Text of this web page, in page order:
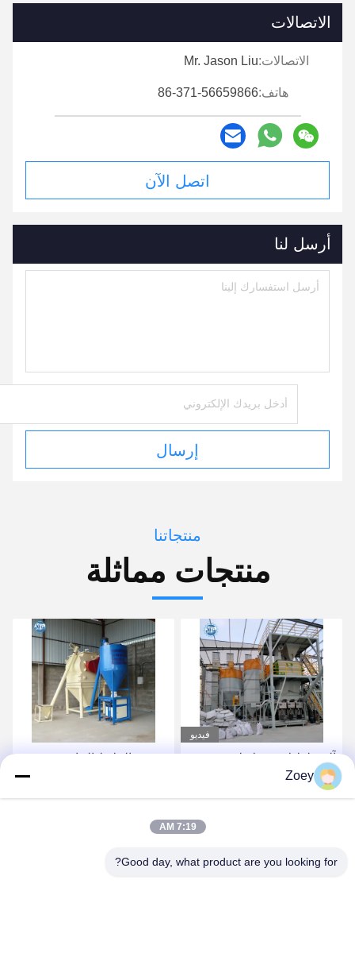
الاتصالات
الاتصالات:Mr. Jason Liu
هاتف:86-371-56659866
اتصل الآن
أرسل لنا
إرسال
منتجاتنا
منتجات مماثلة
فيديو
آلة خلط لاصق بلاط
30 T / H مصنع تصنيع الملاط
-مصنع الملاط الجاف ذو
الكفاءة العالية 5 طن / ساعة
مع آلة تعبئة الصمام
Zoey
7:19 AM
Good day, what product are you looking for?